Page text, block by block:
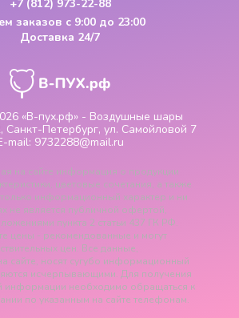
«В-пух.рф» - Воздушные шары
Санкт-Петербург, ул. Самойловой 7
mail: 9732288@mail.ru
+7 (812) 973-22-88
заказов с 9:00 до 23:00
Доставка 24/7
на сайте информация о продукции
цветовые сочетания, а также
только информационный характер и ни
не является публичной офертой,
пункта 2 статьи 437 ГК РФ.
цены - рекомендованные и могут
цен. Все данные,
сайте, носят сугубо информационный
исчерпывающими. Для получения
информации необходимо обращаться к
по указанным на сайте телефонам.